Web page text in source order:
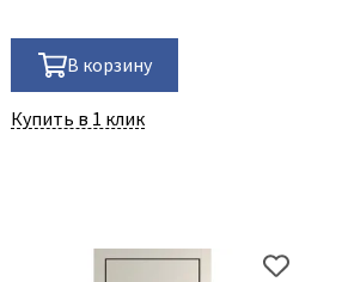
В корзину
Купить в 1 клик